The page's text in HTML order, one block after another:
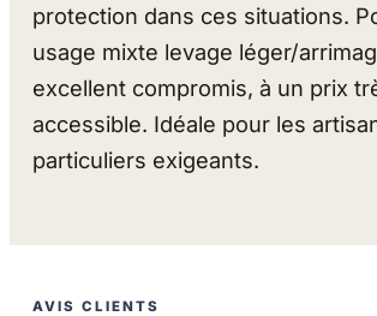
protection dans ces situations.
usage mixte levage léger/
excellent compromis, à un prix
accessible. Idéale pour les
particuliers exigeants.
AVIS CLIENTS